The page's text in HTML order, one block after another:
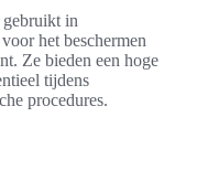
in
het beschermen
Ze bieden een hoge
tijdens
procedures.